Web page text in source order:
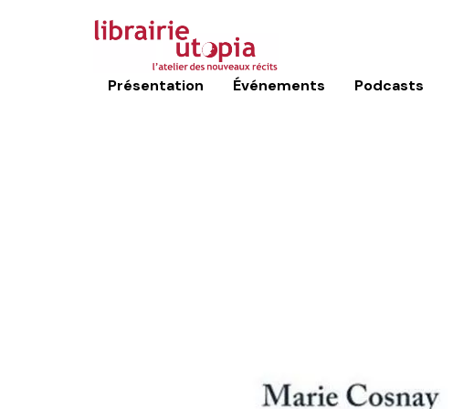
Présentation Événements Podcasts